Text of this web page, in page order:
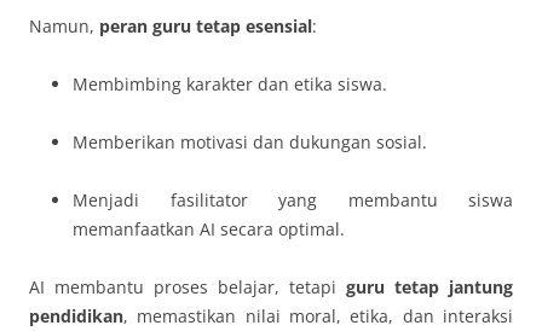
Namun, peran guru tetap esensial:
Membimbing karakter dan etika siswa.
Memberikan motivasi dan dukungan sosial.
Menjadi fasilitator yang membantu siswa
memanfaatkan AI secara optimal.
AI membantu proses belajar, tetapi guru tetap jantung
pendidikan, memastikan nilai moral, etika, dan interaksi